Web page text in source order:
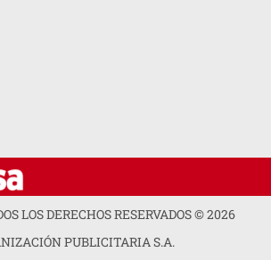
LOS DERECHOS RESERVADOS ©2026
PUBLICITARIA S.A.